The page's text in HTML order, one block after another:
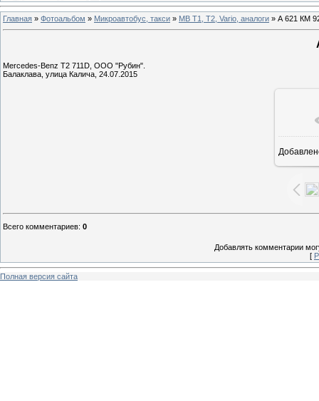
Главная » Фотоальбом » Микроавтобус, такси » MB T1, T2, Vario, аналоги » А 621 КМ
Mercedes-Benz T2 711D, ООО "Рубин".
Балаклава, улица Калича, 24.07.2015
Всего комментариев: 0
Добавлять комментарии
[
Полная версия сайта